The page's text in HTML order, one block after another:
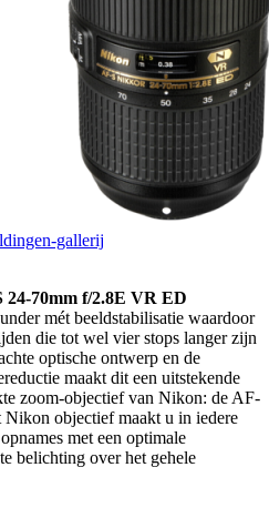
gallerij
24-70mm f/2.8E VR ED
mét beeldstabilisatie waardoor
die tot wel vier stops langer zijn
optische ontwerp en de
maakt dit een uitstekende
zoom-objectief van Nikon: de AF-
objectief maakt u in iedere
met een optimale
belichting over het gehele